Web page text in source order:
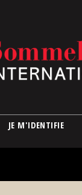
JE M'IDENTIFIE